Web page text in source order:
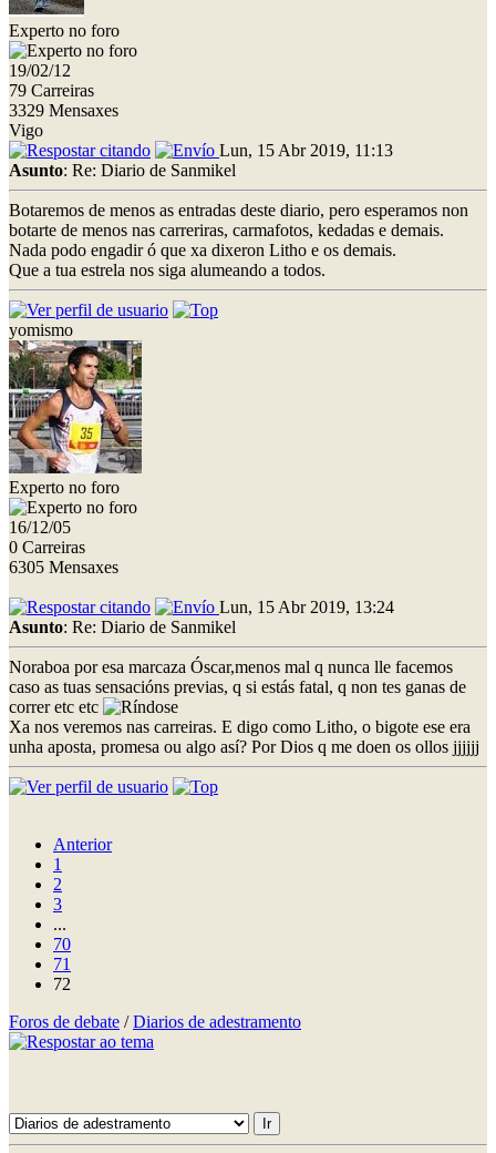
Experto no foro
19/02/12
79 Carreiras
3329 Mensaxes
Vigo
Lun, 15 Abr 2019, 11:13
Asunto: Re: Diario de Sanmikel
Botaremos de menos as entradas deste diario, pero esperamos non
botarte de menos nas carreriras, carmafotos, kedadas e demais.
Nada podo engadir ó que xa dixeron Litho e os demais.
Que a tua estrela nos siga alumeando a todos.
yomismo
Experto no foro
16/12/05
0 Carreiras
6305 Mensaxes
Lun, 15 Abr 2019, 13:24
Asunto: Re: Diario de Sanmikel
Noraboa por esa marcaza Óscar,menos mal q nunca lle facemos
caso as tuas sensacións previas, q si estás fatal, q non tes ganas de
correr etc etc
Xa nos veremos nas carreiras. E digo como Litho, o bigote ese era
unha aposta, promesa ou algo así? Por Dios q me doen os ollos jjjjjj
Anterior
1
2
3
...
70
71
72
Foros de debate /Diarios de adestramento